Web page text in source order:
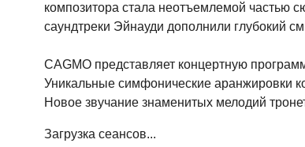
композитора стала неотъемлемой частью
саундтреки Эйнауди дополнили глубокий
CAGMO представляет концертную
Уникальные симфонические аранжировки
Новое звучание знаменитых мелодий
Загрузка сеансов...